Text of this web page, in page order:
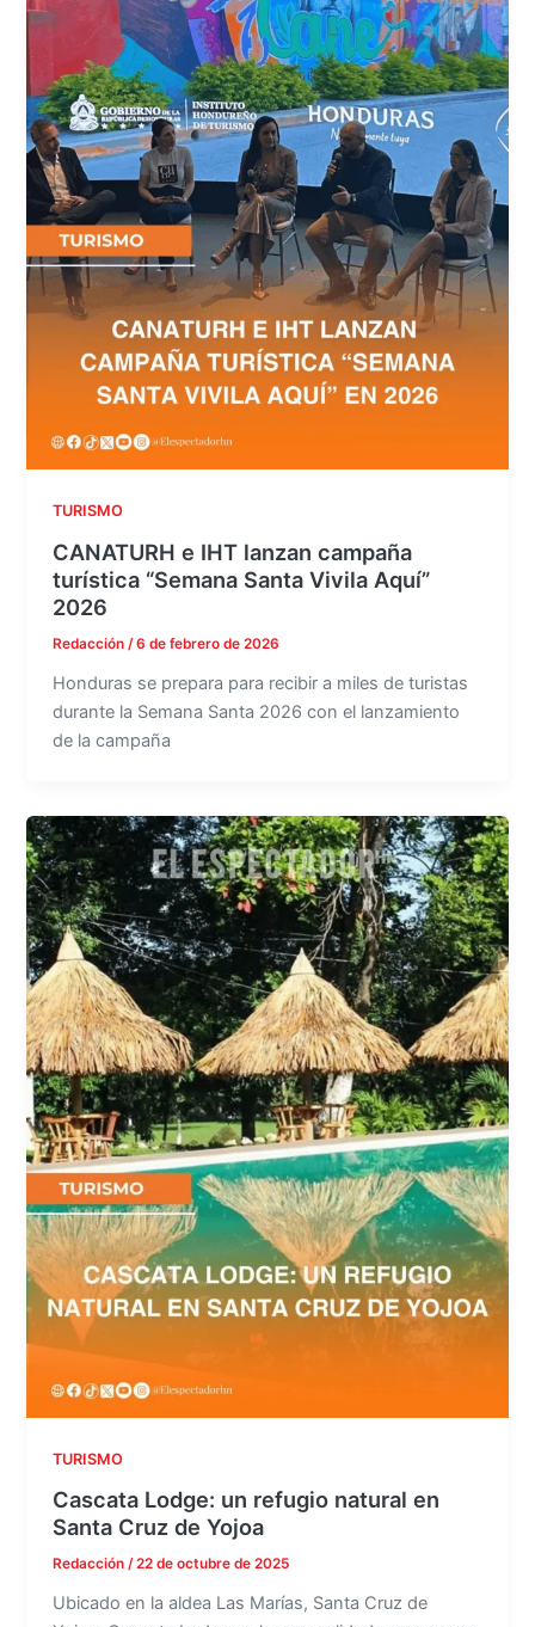
TURISMO
CANATURH e IHT lanzan campaña
turística “Semana Santa Vivila Aquí”
2026
Redacción/6 de febrero de 2026
Honduras se prepara para recibir a miles de turistas
durante la Semana Santa 2026 con el lanzamiento
de la campaña
TURISMO
Cascata Lodge: un refugio natural en
Santa Cruz de Yojoa
Redacción/22 de octubre de 2025
Ubicado en la aldea Las Marías, Santa Cruz de